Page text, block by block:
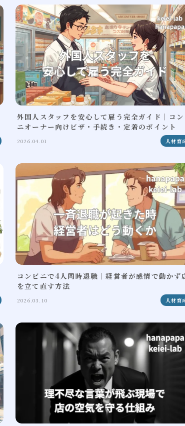
外国人スタッフを安心して雇う完全ガイド｜コン
ニオーナー向けビザ・手続き・定着のポイント
2026.04.01 人材育
コンビニで4人同時退職｜経営者が感情で動かず
を立て直す方法
2026.03.10 人材育